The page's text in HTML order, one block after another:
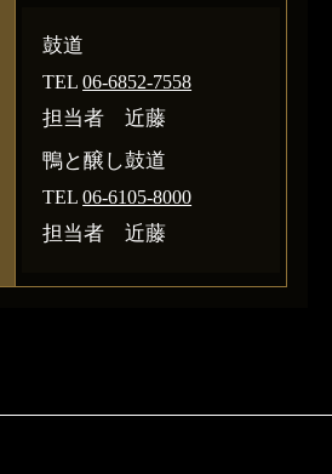
鼓道
TEL06-6852-7558
担当者 近藤
鴨と醸し鼓道
TEL06-6105-8000
担当者 近藤